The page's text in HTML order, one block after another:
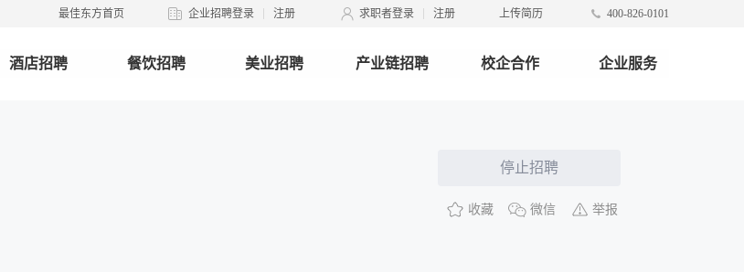
最佳东方首页 企业招聘登录 注册 求职者登录 注册 上传简历 400-826-0101
酒店招聘 餐饮招聘 美业招聘 产业链招聘 校企合作 企业服务
停止招聘
收藏 微信 举报